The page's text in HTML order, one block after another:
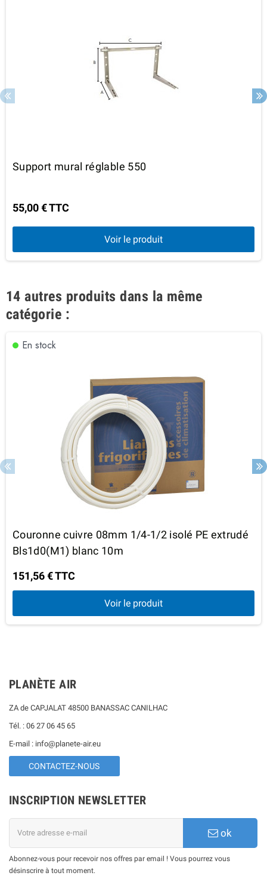
Support mural réglable 550
55,00 € TTC
Voir le produit
14 autres produits dans la même
catégorie :
En stock
Couronne cuivre 08mm 1/4-1/2 isolé PE extrudé
Bls1d0(M1) blanc 10m
151,56 € TTC
Voir le produit
PLANÈTE AIR
ZA de CAPJALAT 48500 BANASSAC CANILHAC
Tél. : 06 27 06 45 65
E-mail : info@planete-air.eu
CONTACTEZ-NOUS
INSCRIPTION NEWSLETTER
ok
Abonnez-vous pour recevoir nos offres par email ! Vous pourrez vous
désinscrire à tout moment.